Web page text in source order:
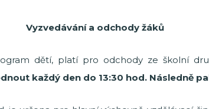
Vyzvedávání a odchody žáků
dětí, platí pro odchody ze školní
každý den do 13:30 hod. Následně